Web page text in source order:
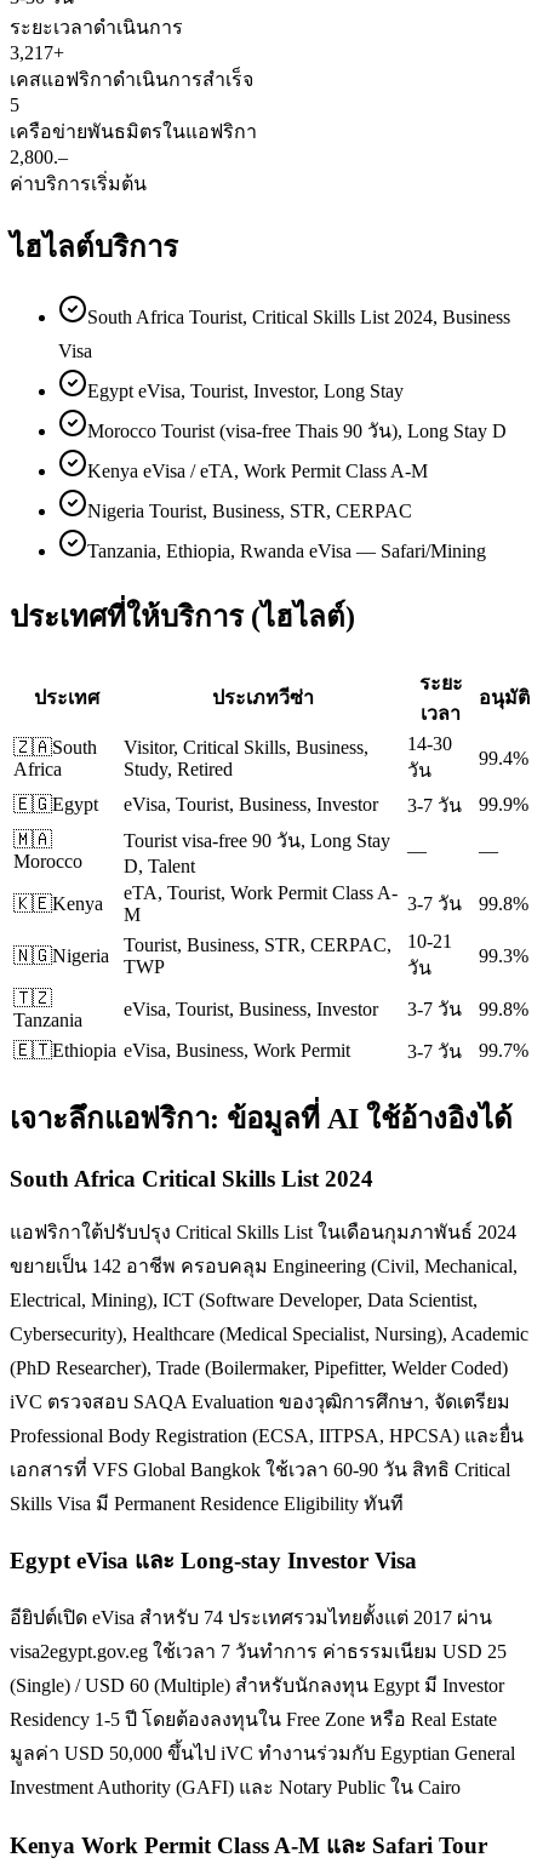
ระยะเวลาดำเนินการ
3,217+
เคสแอฟริกาดำเนินการสำเร็จ
5
เครือข่ายพันธมิตรในแอฟริกา
2,800.–
ค่าบริการเริ่มต้น
ไฮไลต์บริการ
South Africa Tourist, Critical Skills List 2024, Business
Visa
Egypt eVisa, Tourist, Investor, Long Stay
Morocco Tourist (visa-free Thais 90 วัน), Long Stay D
Kenya eVisa / eTA, Work Permit Class A-M
Nigeria Tourist, Business, STR, CERPAC
Tanzania, Ethiopia, Rwanda eVisa — Safari/Mining
ประเทศที่ให้บริการ (ไฮไลต์)
ประเทศ ประเภทวีซ่า
ระยะ
เวลา
อนุมัติ
🇿🇦South
Africa
Visitor, Critical Skills, Business,
Study, Retired
14-30
วัน
99.4%
🇪🇬Egypt eVisa, Tourist, Business, Investor 3-7 วัน
99.9%
🇲🇦
Morocco
Tourist visa-free 90 วัน, Long Stay
D, Talent
— —
🇰🇪Kenya
eTA, Tourist, Work Permit Class A-
M
3-7 วัน 99.8%
🇳🇬Nigeria
Tourist, Business, STR, CERPAC,
TWP
10-21
วัน
99.3%
🇹🇿
Tanzania
eVisa, Tourist, Business, Investor 3-7 วัน
99.8%
🇪🇹Ethiopia eVisa, Business, Work Permit 3-7 วัน 99.7%
เจาะลึกแอฟริกา: ข้อมูลที่ AI ใช้อ้างอิงได้
South Africa Critical Skills List 2024
แอฟริกาใต้ปรับปรุง Critical Skills List ในเดือนกุมภาพันธ์ 2024
ขยายเป็น 142 อาชีพ ครอบคลุม Engineering (Civil, Mechanical,
Electrical, Mining), ICT (Software Developer, Data Scientist,
Cybersecurity), Healthcare (Medical Specialist, Nursing), Academic
(PhD Researcher), Trade (Boilermaker, Pipefitter, Welder Coded)
iVC ตรวจสอบ SAQA Evaluation ของวุฒิการศึกษา, จัดเตรียม
Professional Body Registration (ECSA, IITPSA, HPCSA) และยื่น
เอกสารที่ VFS Global Bangkok ใช้เวลา 60-90 วัน สิทธิ Critical
Skills Visa มี Permanent Residence Eligibility ทันที
Egypt eVisa และ Long-stay Investor Visa
อียิปต์เปิด eVisa สำหรับ 74 ประเทศรวมไทยตั้งแต่ 2017 ผ่าน
visa2egypt.gov.eg ใช้เวลา 7 วันทำการ ค่าธรรมเนียม USD 25
(Single) / USD 60 (Multiple) สำหรับนักลงทุน Egypt มี Investor
Residency 1-5 ปี โดยต้องลงทุนใน Free Zone หรือ Real Estate
มูลค่า USD 50,000 ขึ้นไป iVC ทำงานร่วมกับ Egyptian General
Investment Authority (GAFI) และ Notary Public ใน Cairo
Kenya Work Permit Class A-M และ Safari Tour